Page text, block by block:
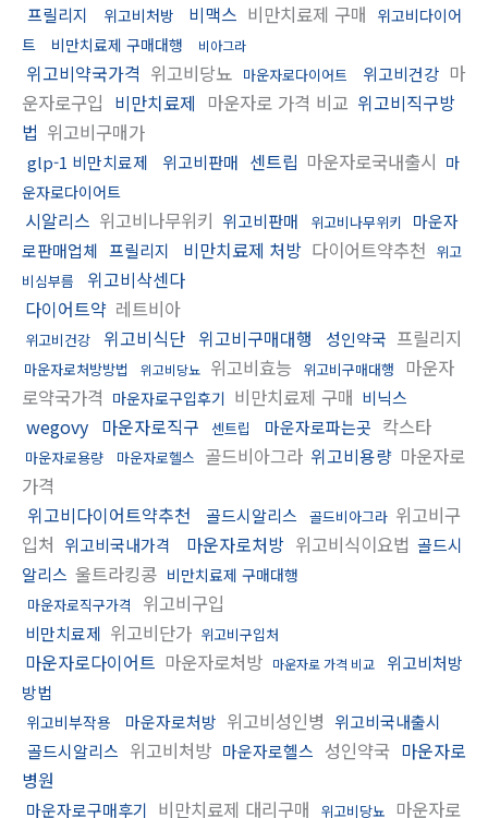
프릴리지 위고비처방 비맥스 비만치료제 구매 위고비다이어
트
비만치료제 구매대행 비아그라
위고비약국가격 위고비당뇨 마운자로다이어트 위고비건강 마
운자로구입 비만치료제 마운자로 가격 비교 위고비직구방
법 위고비구매가
glp-1 비만치료제 위고비판매 센트립 마운자로국내출시 마
운자로다이어트
시알리스 위고비나무위키 위고비판매 위고비나무위키
마운자
로판매업체 프릴리지 비만치료제 처방 다이어트약추천 위고
비심부름
위고비삭센다
다이어트약 레트비아
위고비건강 위고비식단 위고비구매대행 성인약국 프릴리지
마운자로처방방법 위고비당뇨 위고비효능 위고비구매대행
마운자
로약국가격 마운자로구입후기 비만치료제 구매 비닉스
wegovy 마운자로직구 센트립 마운자로파는곳 칵스타
마운자로용량 마운자로헬스 골드비아그라 위고비용량 마운자로
가격
위고비다이어트약추천
골드시알리스 골드비아그라 위고비구
입처 위고비국내가격 마운자로처방 위고비식이요법 골드시
알리스 울트라킹콩 비만치료제 구매대행
마운자로직구가격 위고비구입
비만치료제 위고비단가 위고비구입처
마운자로다이어트 마운자로처방 마운자로 가격 비교
위고비처방
방법
위고비부작용 마운자로처방 위고비성인병 위고비국내출시
골드시알리스 위고비처방 마운자로헬스 성인약국 마운자로
병원
마운자로구매후기 비만치료제 대리구매 위고비당뇨
마운자로